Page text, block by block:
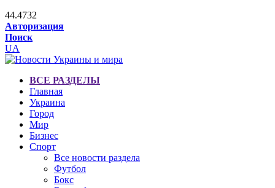
44.4732
Авторизация
Поиск
UA
ВСЕ РАЗДЕЛЫ
Главная
Украина
Город
Мир
Бизнес
Спорт
Все новости раздела
Футбол
Бокс